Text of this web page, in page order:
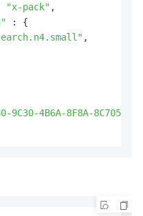
"x-pack" ,
: {
,
9C30-4B6A-8F8A-